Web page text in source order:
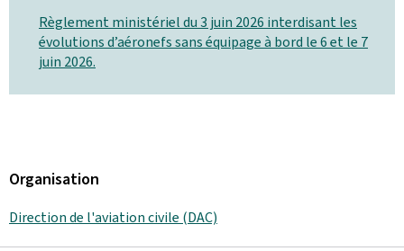
Règlement ministériel du 3 juin 2026 interdisant les
évolutions d’aéronefs sans équipage à bord le 6 et le 7
juin 2026.
Organisation
Direction de l'aviation civile (DAC)